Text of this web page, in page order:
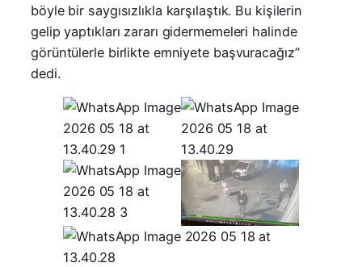
böyle bir saygısızlıkla karşılaştık. Bu kişilerin
gelip yaptıkları zararı gidermemeleri halinde
görüntülerle birlikte emniyete başvuracağız”
dedi.